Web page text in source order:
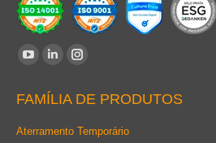
Encontre-nos em:
opens
in
Linkedin
opens
in
Instagram
opens
in
FAMÍLIA DE PRODUTOS
Aterramento Temporário